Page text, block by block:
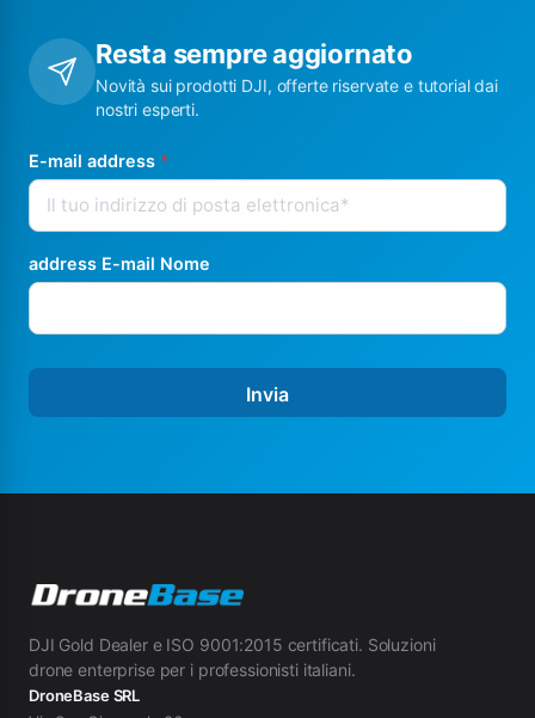
Resta sempre aggiornato
Novità sui prodotti DJI, offerte riservate e tutorial dai
nostri esperti.
E-mail address *
address E-mail Nome
Invia
DJI Gold Dealer e ISO 9001:2015 certificati. Soluzioni
drone enterprise per i professionisti italiani.
DroneBase SRL